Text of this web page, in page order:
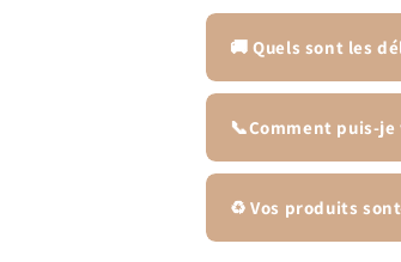
🚚 Quels sont les
📞Comment puis-
♻️ Vos produits